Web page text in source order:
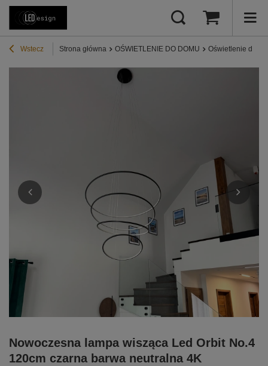
Wstecz Strona główna OŚWIETLENIE DO DOMU Oświetlenie do
Nowoczesna lampa wisząca Led Orbit No.4
120cm czarna barwa neutralna 4K